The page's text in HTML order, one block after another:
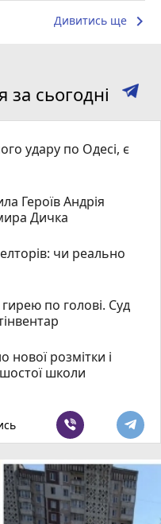
Дивитись ще keyboard_arrow_right
сьогодні
удару по Одесі, є
Героїв Андрія
Дичка
чи реально
по голові. Суд
нової розмітки і
школи